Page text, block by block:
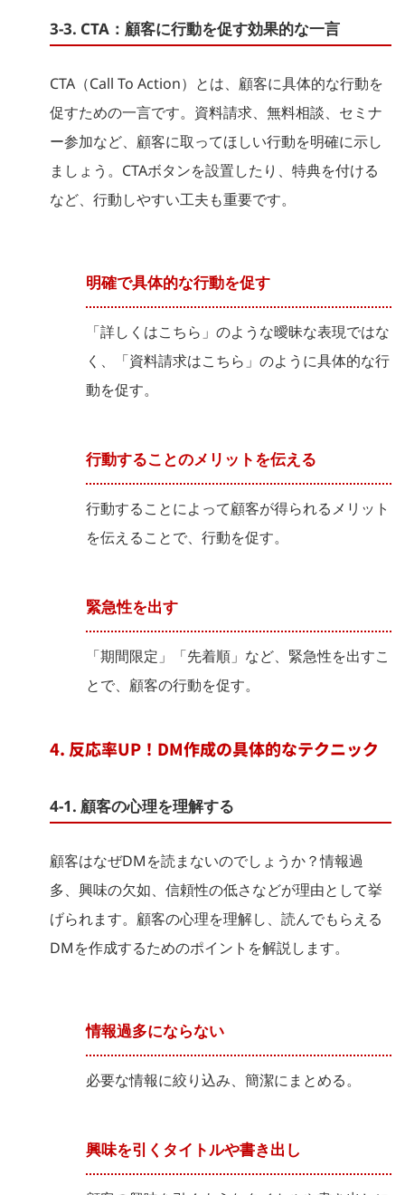
3-3. CTA：顧客に行動を促す効果的な一言
CTA（Call To Action）とは、顧客に具体的な行動を
促すための一言です。資料請求、無料相談、セミナ
ー参加など、顧客に取ってほしい行動を明確に示し
ましょう。CTAボタンを設置したり、特典を付ける
など、行動しやすい工夫も重要です。
明確で具体的な行動を促す
「詳しくはこちら」のような曖昧な表現ではな
く、「資料請求はこちら」のように具体的な行
動を促す。
行動することのメリットを伝える
行動することによって顧客が得られるメリット
を伝えることで、行動を促す。
緊急性を出す
「期間限定」「先着順」など、緊急性を出すこ
とで、顧客の行動を促す。
4. 反応率UP！DM作成の具体的なテクニック
4-1. 顧客の心理を理解する
顧客はなぜDMを読まないのでしょうか？情報過
多、興味の欠如、信頼性の低さなどが理由として挙
げられます。顧客の心理を理解し、読んでもらえる
DMを作成するためのポイントを解説します。
情報過多にならない
必要な情報に絞り込み、簡潔にまとめる。
興味を引くタイトルや書き出し